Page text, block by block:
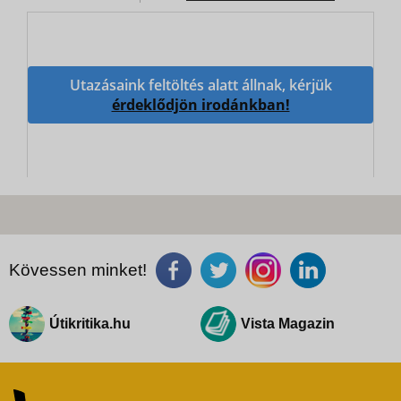
Utazásaink feltöltés alatt állnak, kérjük
érdeklődjön irodánkban!
Kövessen minket!
Útikritika.hu Vista Magazin